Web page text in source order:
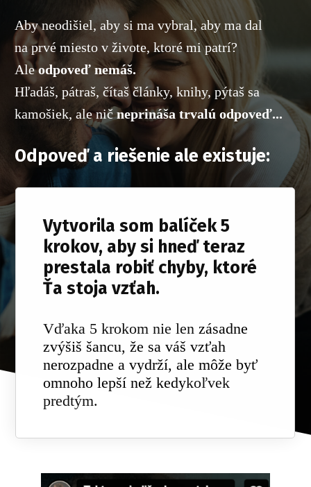
Aby neodišiel, aby si ma vybral, aby ma dal
na prvé miesto v živote, ktoré mi patrí?
Aleodpoveď nemáš.
Hľadáš, pátraš, čítaš články, knihy, pýtaš sa
kamošiek, ale ničneprináša trvalú odpoveď...
Odpoveď a riešenie ale existuje:
Vytvorila som balíček 5
krokov, aby si hneď teraz
prestala robiť chyby, ktoré
Ťa stoja vzťah.
Vďaka 5 krokom nie len zásadne
zvýšiš šancu, že sa váš vzťah
nerozpadne a vydrží, ale môže byť
omnoho lepší než kedykoľvek
predtým.